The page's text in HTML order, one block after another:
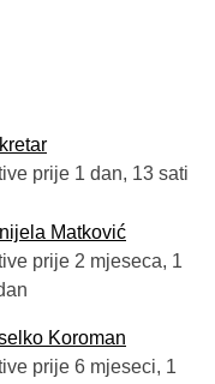
prije 1 dan, 13 sati
Matković
prije 2 mjeseca, 1
Koroman
prije 6 mjeseci, 1